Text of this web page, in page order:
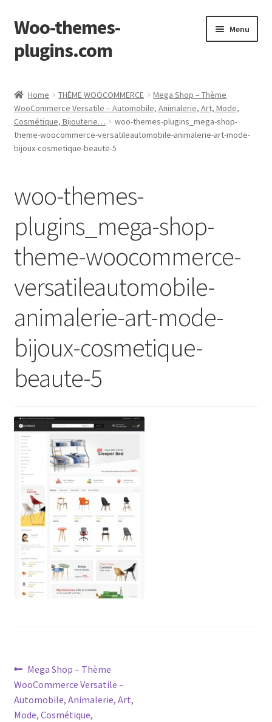
Skip
to
navigation
Skip
to
content
Woo-themes-
plugins.com
Menu
Home THÈME WOOCOMMERCE
Mega Shop – Thème
WooCommerce Versatile – Automobile, Animalerie, Art, Mode,
Cosmétique, Bijouterie…
woo-themes-plugins_mega-shop-
theme-woocommerce-versatileautomobile-animalerie-art-mode-
bijoux-cosmetique-beaute-5
woo-themes-
plugins_mega-shop-
theme-woocommerce-
versatileautomobile-
animalerie-art-mode-
bijoux-cosmetique-
beaute-5
Post
navigation
Previous
post:
Mega Shop – Thème
WooCommerce Versatile –
Automobile, Animalerie, Art,
Mode, Cosmétique,